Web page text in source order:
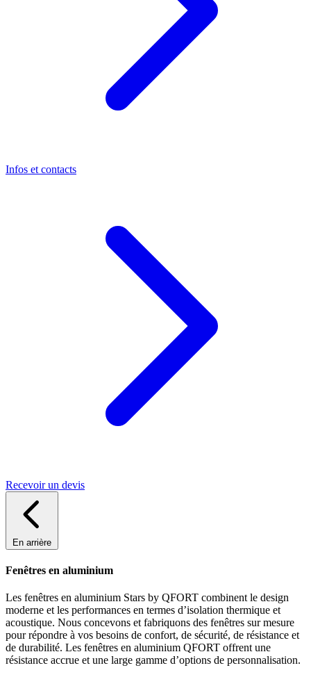
Infos et contacts
Recevoir un devis
En arrière
Fenêtres en aluminium
Les fenêtres en aluminium Stars by QFORT combinent le design
moderne et les performances en termes d’isolation thermique et
acoustique. Nous concevons et fabriquons des fenêtres sur mesure
pour répondre à vos besoins de confort, de sécurité, de résistance et
de durabilité. Les fenêtres en aluminium QFORT offrent une
résistance accrue et une large gamme d’options de personnalisation.